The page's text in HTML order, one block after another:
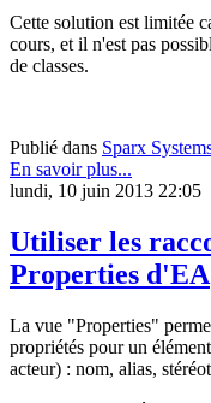
Cette solution est limitée
cours, et il n'est pas
de classes.
Publié dans Sparx
En savoir plus...
lundi, 10 juin 2013 22:05
Utiliser les
Properties d'EA
La vue "Properties"
propriétés pour un
acteur) : nom, alias,